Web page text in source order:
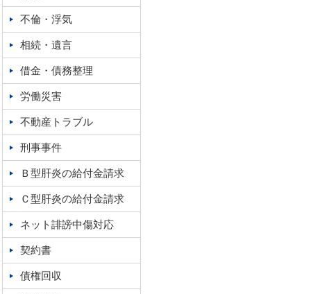
不倫・浮気
相続・遺言
借金・債務整理
労働災害
不動産トラブル
刑事事件
Ｂ型肝炎の給付金請求
Ｃ型肝炎の給付金請求
ネット誹謗中傷対応
契約書
債権回収